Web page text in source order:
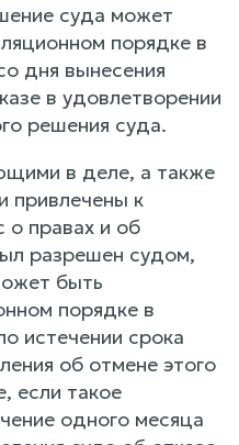
суда может
порядке в
дня вынесения
в удовлетворении
решения суда.
в деле, а также
привлечены к
о правах и об
разрешен судом,
быть
порядке в
истечении срока
об отмене этого
если такое
одного месяца